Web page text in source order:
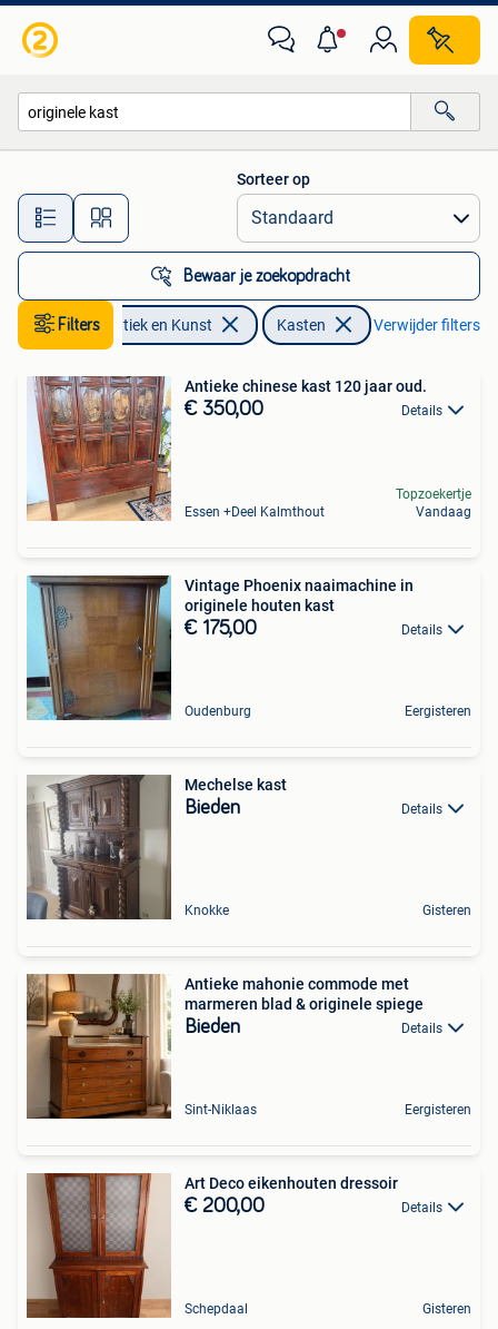
Alle afstanden…
Sorteer op
Bewaar je zoekopdracht
Filters Antiek en Kunst Kasten Verwijder filters
Antieke chinese kast 120 jaar oud.
€ 350,00 Details
Essen +Deel Kalmthout
Topzoekertje
Vandaag
Vintage Phoenix naaimachine in
originele houten kast
€ 175,00 Details
Oudenburg Eergisteren
Mechelse kast
Bieden Details
Knokke Gisteren
Antieke mahonie commode met
marmeren blad & originele spiege
Bieden Details
Sint-Niklaas Eergisteren
Art Deco eikenhouten dressoir
€ 200,00 Details
Schepdaal Gisteren